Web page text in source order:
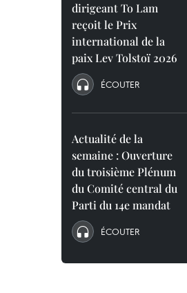
dirigeant To Lam
reçoit le Prix
international de la
paix Lev Tolstoï 2026
ÉCOUTER
Actualité de la
semaine : Ouverture
du troisième Plénum
du Comité central du
Parti du 14e mandat
ÉCOUTER